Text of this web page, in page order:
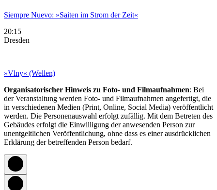
Siempre Nuevo: »Saiten im Strom der Zeit«
20:15
Dresden
»Vlny« (Wellen)
Organisatorischer Hinweis zu Foto- und Filmaufnahmen: Bei
der Veranstaltung werden Foto- und Filmaufnahmen angefertigt, die
in verschiedenen Medien (Print, Online, Social Media) veröffentlicht
werden. Die Personenauswahl erfolgt zufällig. Mit dem Betreten des
Gebäudes erfolgt die Einwilligung der anwesenden Person zur
unentgeltlichen Veröffentlichung, ohne dass es einer ausdrücklichen
Erklärung der betreffenden Person bedarf.